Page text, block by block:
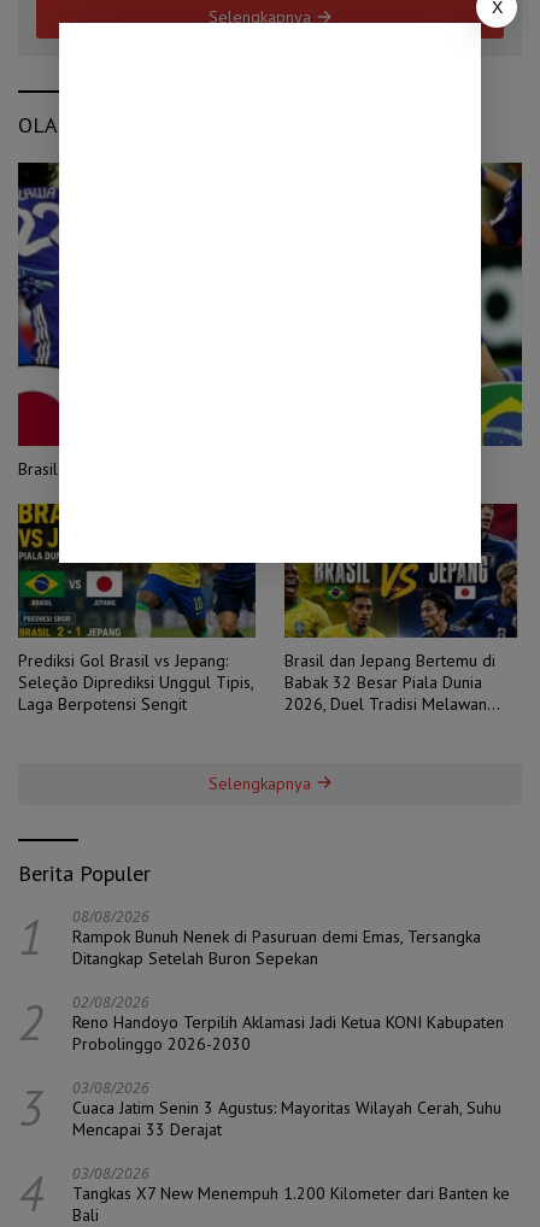
Selengkapnya
OLAHRAGA
Brasil vs Jepang: Mengulang Luka 2006 di Panggung Piala Dunia
Prediksi Gol Brasil vs Jepang:
Seleção Diprediksi Unggul Tipis,
Laga Berpotensi Sengit
Brasil dan Jepang Bertemu di
Babak 32 Besar Piala Dunia
2026, Duel Tradisi Melawan
Selengkapnya
Berita Populer
1 08/08/2026
Rampok Bunuh Nenek di Pasuruan demi Emas, Tersangka
Ditangkap Setelah Buron Sepekan
2 02/08/2026
Reno Handoyo Terpilih Aklamasi Jadi Ketua KONI Kabupaten
Probolinggo 2026-2030
3 03/08/2026
Cuaca Jatim Senin 3 Agustus: Mayoritas Wilayah Cerah, Suhu
Mencapai 33 Derajat
4 03/08/2026
Tangkas X7 New Menempuh 1.200 Kilometer dari Banten ke
Bali
X